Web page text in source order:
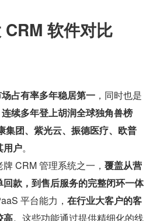
软件对比
占有率多年稳居第一 ，同时也是
连续多年登上胡润全球独角兽榜
集团、紫光云、振德医疗、欧普
用户。
CRM 管理系统之一， 覆盖从营
款，到售后服务的完整闭环一体
平台能力， 在行业大客户的客
高。这些功能通过提供精细化的线